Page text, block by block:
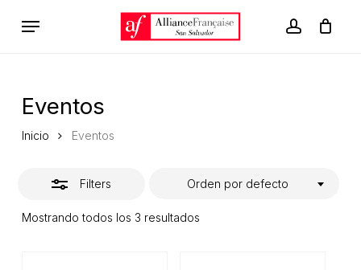
account
Menu
Carrito Close
Eventos
Inicio Eventos
Filters
Mostrando todos los 3 resultados
Orden por defecto
Close